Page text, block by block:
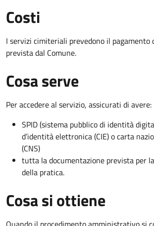
Costi
I servizi cimiteriali prevedono il
prevista dal Comune.
Cosa serve
Per accedere al servizio, assicurati di avere:
SPID (sistema pubblico di identità
d’identità elettronica (CIE) o carta
(CNS)
tutta la documentazione prevista per
della pratica.
Cosa si ottiene